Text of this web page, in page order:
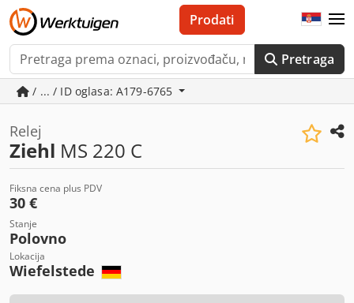
Pretraga
Prodati
/ ... / ID oglasa: A179-6765
Relej
Ziehl MS 220 C
Fiksna cena plus PDV
30 €
Stanje
Polovno
Lokacija
Wiefelstede